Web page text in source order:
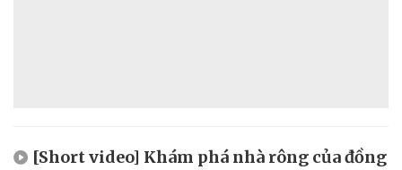
[Short video] Khám phá nhà rông của đồng